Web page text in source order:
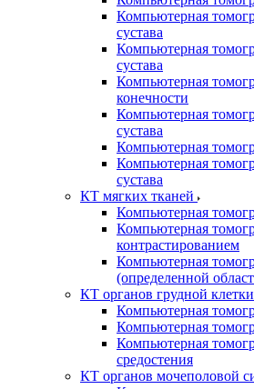
Компьютерная
сустава
Компьютерная
сустава
Компьютерная
конечности
Компьютерная
сустава
Компьютерная
Компьютерная
сустава
КТ мягких тканей
Компьютерная
Компьютерная
контрастированием
Компьютерная
(определенной
КТ органов грудной клетки
Компьютерная
Компьютерная
Компьютерная
средостения
КТ органов мочеполовой